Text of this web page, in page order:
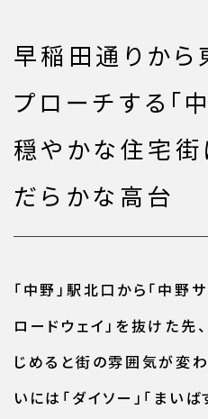
早稲田通りから
プローチする「
穏やかな住宅街
だらかな高台
「中野」駅北口から「中野
ロードウェイ」を抜けた先
じめると街の雰囲気が変
いには「ダイソー」「まい